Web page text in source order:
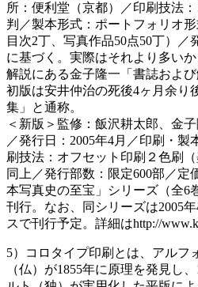
所：便利堂（京都）／印刷技法
判／製本形式：ポートフォリオ形
目次2丁、写真作品50点50丁）／
に基づく。実際はそれより多い
解説にある金子隆一「書誌およ
初版は安井仲治の死後4ヶ月余り
集」と通称。
＜新版＞監修：飯沢耕太郎、金
／発行日：2005年4月／印刷・製
刷技法：オフセット印刷２色刷
同上／発行部数：限定600部／定
本写真史の至宝」シリーズ（全6
刊行。なお、同シリーズは2005
スで刊行予定。詳細はhttp://
5）コロタイプ印刷とは、アルフ
（仏）が1855年に原理を発見し